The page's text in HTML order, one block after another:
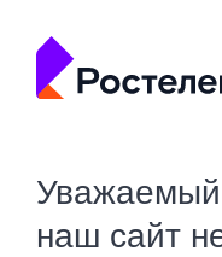
Уважаемый
наш сайт